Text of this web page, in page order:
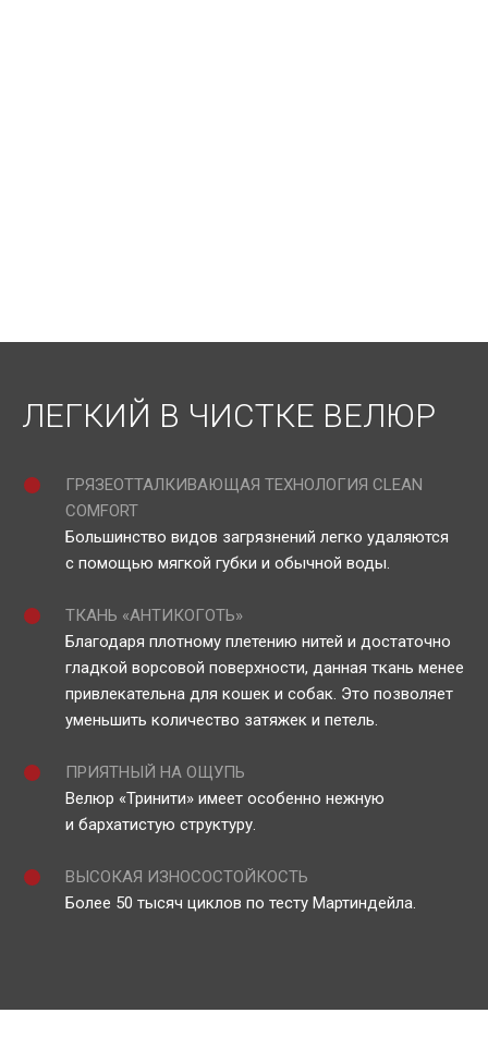
ЛЕГКИЙ В ЧИСТКЕ ВЕЛЮР
ГРЯЗЕОТТАЛКИВАЮЩАЯ ТЕХНОЛОГИЯ CLEAN
COMFORT
Большинство видов загрязнений легко удаляются
с помощью мягкой губки и обычной воды.
ТКАНЬ «АНТИКОГОТЬ»
Благодаря плотному плетению нитей и достаточно
гладкой ворсовой поверхности, данная ткань менее
привлекательна для кошек и собак. Это позволяет
уменьшить количество затяжек и петель.
ПРИЯТНЫЙ НА ОЩУПЬ
Велюр «Тринити» имеет особенно нежную
и бархатистую структуру.
ВЫСОКАЯ ИЗНОСОСТОЙКОСТЬ
Более 50 тысяч циклов по тесту Мартиндейла.